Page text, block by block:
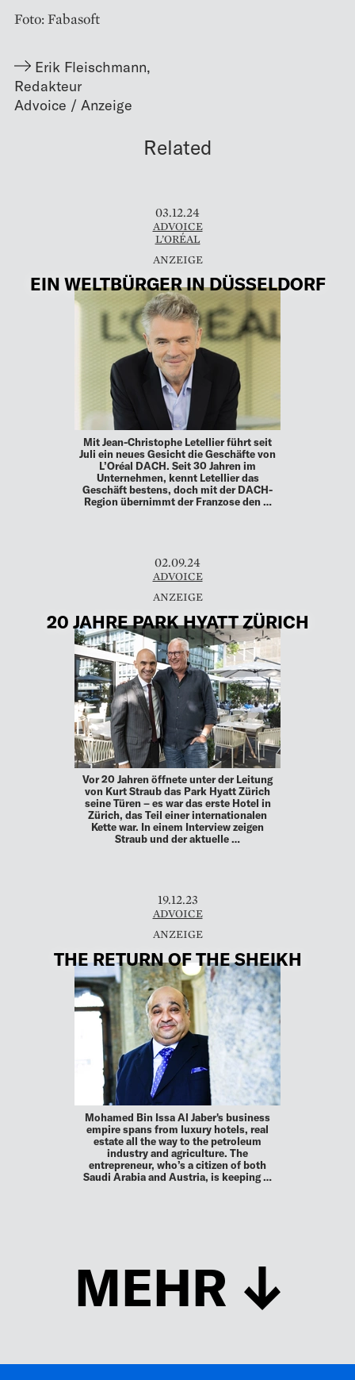
Foto: Fabasoft
Erik Fleischmann,
Redakteur
Related
03.12.24
ADVOICE
L’ORÉAL
EIN WELTBÜRGER IN DÜSSELDORF
Mit Jean-Christophe Letellier führt seit
Juli ein neues Gesicht die Geschäfte von
L’Oréal DACH. Seit 30 Jahren im
Unternehmen, kennt Letellier das
Geschäft bestens, doch mit der DACH-
Region übernimmt der Franzose den …
02.09.24
ADVOICE
20 JAHRE PARK HYATT ZÜRICH
Vor 20 Jahren öffnete unter der Leitung
von Kurt Straub das Park Hyatt Zürich
seine Türen – es war das erste Hotel in
Zürich, das Teil einer internationalen
Kette war. In einem Interview zeigen
Straub und der aktuelle …
19.12.23
ADVOICE
THE RETURN OF THE SHEIKH
Mohamed Bin Issa Al Jaber's business
empire spans from luxury hotels, real
estate all the way to the petroleum
industry and agriculture. The
entrepreneur, who’s a citizen of both
Saudi Arabia and Austria, is keeping …
MEHR